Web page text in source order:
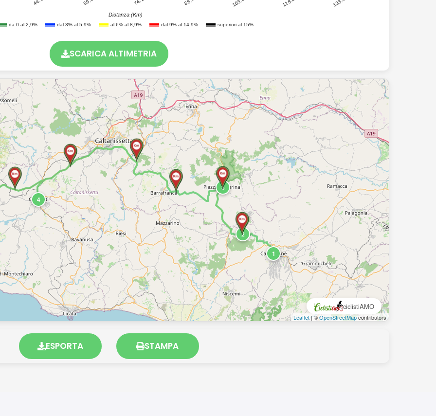
da 0 al 2,9% dal 3% al 5,9% al 6% al 8,9% dal 9% al 14,9% superiori al 15%
Distanza (Km)
SCARICA ALTIMETRIA
ciclistiAMO
1
2
3
4
Leaflet | ©OpenStreetMapcontributors
ESPORTA STAMPA